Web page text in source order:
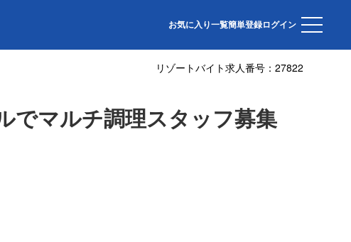
お気に入り一覧簡単登録ログイン
リゾートバイト求人番号： 27822
でマルチ調理スタッフ募集